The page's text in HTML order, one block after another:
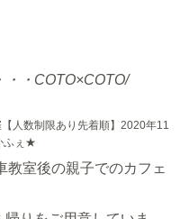
・ COTO×COTO/
室後の親子でのカフェ